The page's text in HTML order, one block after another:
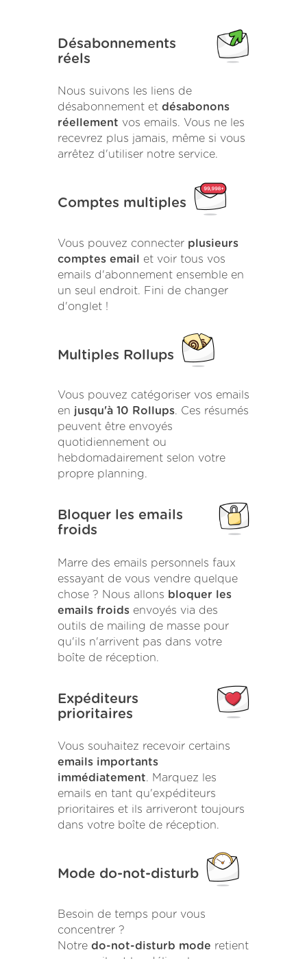
Désabonnements
réels
Nous suivons les liens de
désabonnement et désabonons
réellement vos emails. Vous ne les
recevrez plus jamais, même si vous
arrêtez d'utiliser notre service.
Comptes multiples
Vous pouvez connecter plusieurs
comptes email
et voir tous vos
emails d'abonnement ensemble en
un seul endroit. Fini de changer
d'onglet !
Multiples Rollups
Vous pouvez catégoriser vos emails
en jusqu'à 10 Rollups. Ces résumés
peuvent être envoyés
quotidiennement ou
hebdomadairement selon votre
propre planning.
Bloquer les emails
froids
Marre des emails personnels faux
essayant de vous vendre quelque
chose ? Nous allons bloquer les
emails froids envoyés via des
outils de mailing de masse pour
qu'ils n'arrivent pas dans votre
boîte de réception.
Expéditeurs
prioritaires
Vous souhaitez recevoir certains
emails importants
immédiatement. Marquez les
emails en tant qu'expéditeurs
prioritaires et ils arriveront toujours
dans votre boîte de réception.
Mode do-not-disturb
Besoin de temps pour vous
concentrer ?
Notre do-not-disturb mode retient